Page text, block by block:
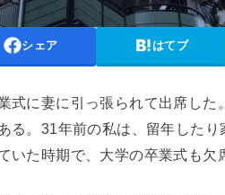
シェア はてブ
式に妻に引っ張られて出席した
る。31年前の私は、留年した
いた時期で、大学の卒業式も欠